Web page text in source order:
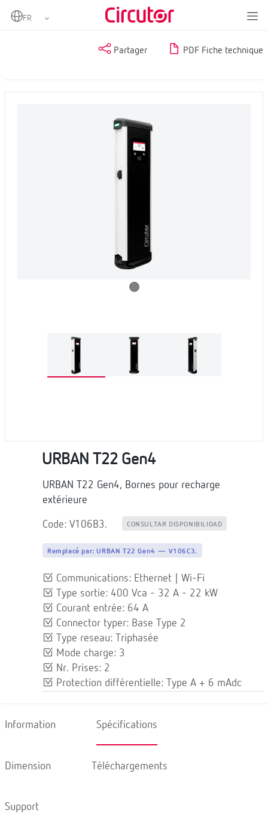
Home
Partager PDF Fiche technique
URBAN T22 Gen4
URBAN T22 Gen4, Bornes pour recharge
extérieure
Code: V106B3. CONSULTAR DISPONIBILIDAD
Remplacé par: URBAN T22 Gen4 — V106C3.
Communications: Ethernet | Wi-Fi
Type sortie: 400 Vca - 32 A - 22 kW
Courant entrée: 64 A
Connector typer: Base Type 2
Type reseau: Triphasée
Mode charge: 3
Nr. Prises: 2
Protection différentielle: Type A + 6 mAdc
Information Spécifications
Dimension Téléchargements
Support